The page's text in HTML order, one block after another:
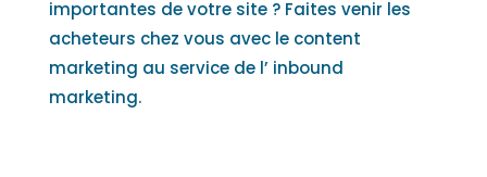
importantes de votre site ? Faites venir les
acheteurs chez vous avec le content
marketing au service de l’ inbound
marketing.